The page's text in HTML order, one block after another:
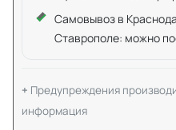
Самовывоз в
Ставрополе: можно
Предупреждения
информация